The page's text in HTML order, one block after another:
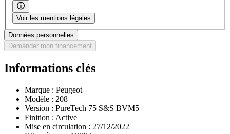
Voir les mentions légales
Données personnelles
Demander mon financement
Informations clés
Marque : Peugeot
Modèle : 208
Version : PureTech 75 S&S BVM5
Finition : Active
Mise en circulation : 27/12/2022